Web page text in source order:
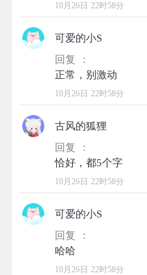
10月26日 22时58分
可爱的小S
回复 ：
10月26日 22时58分
古风的狐狸
回复 ：
10月26日 22时58分
可爱的小S
回复 ：
10月26日 22时58分